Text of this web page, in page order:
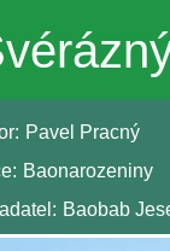
Pavel Pracný
Baonarozeniny
Baobab